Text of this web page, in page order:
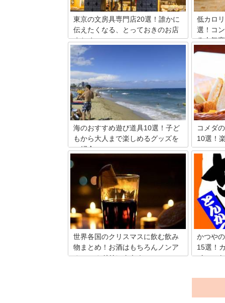
東京の文房具専門店20選！誰かに
伝えたくなる、とっておきのお店
まとめ
東京で文房具のお店巡りをしませんか？
文房具博なるイベントが開かれたり雑誌
で特集がくまれたりするほど人気で注目
を集めている、奥の深い文具の世界。新
宿や池袋にある大型文房具店だけではな
く、店内の隅から隅にまでこだわりが感
じられる品ぞろえの、おしゃれでかわい
い文房具専門店もコッソリご紹介します
ね。
低カロ
選！コ
る人気
低カロリ
トに効果
手に入
く、おい
ょう。コ
ア）やス
ロリーの
海のおすすめ遊び道具10選！子ど
もから大人まで楽しめるグッズを
ご紹介
海を漫喫できる遊び道具は、浮き輪だけ
ではありません。今回紹介する10個の遊
び道具は、水中で使えるものから水に濡
れずに使えるものまであり、対象年齢は
大人から子供まで様々。ぜひ大人の方は
童心にかえってお子さんと一緒に遊んで
みてください。
コメダ
10選！
コメダ珈
メニュ
の小倉
食べら
ないおす
す。ボリ
にも納得
ンドイ
報もお届
世界各国のクリスマスに飲む飲み
物まとめ！お酒はもちろんノンア
ルコールドリンクも！
かつや
15選！
イエッ
て「かつ
ニューの